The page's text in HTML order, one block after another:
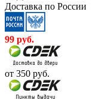
Доставка по России
99 руб.
от 350 руб.